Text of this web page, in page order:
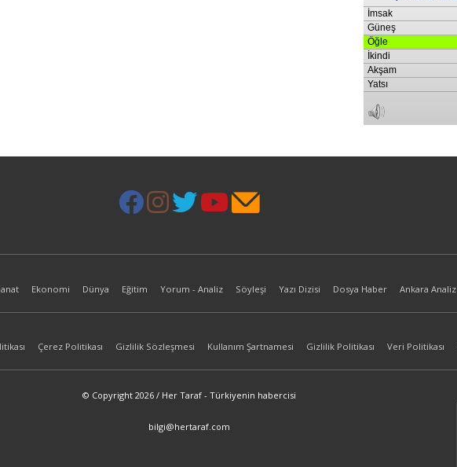
Ekonomi Dünya Eğitim Yorum - Analiz Söyleşi Yazı Dizisi Dosya Haber Ankara Analiz
Çerez Politikası Gizlilik Sözleşmesi Kullanım Şartnamesi Gizlilik Politikası Veri Politikası
© Copyright 2026 / Her Taraf - Türkiyenin habercisi
bilgi@hertaraf.com